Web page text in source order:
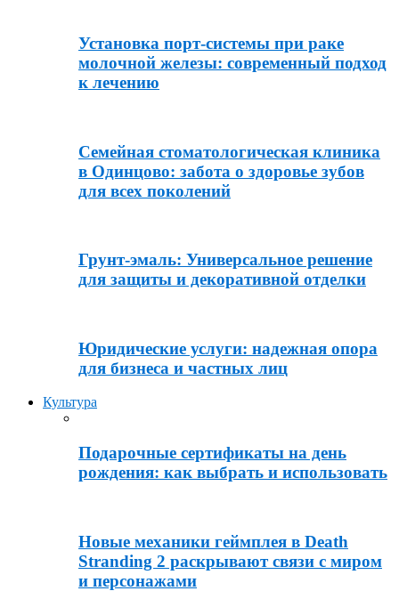
Установка порт-системы при раке
молочной железы: современный подход
к лечению
Семейная стоматологическая клиника
в Одинцово: забота о здоровье зубов
для всех поколений
Грунт-эмаль: Универсальное решение
для защиты и декоративной отделки
Юридические услуги: надежная опора
для бизнеса и частных лиц
Культура
Подарочные сертификаты на день
рождения: как выбрать и использовать
Новые механики геймплея в Death
Stranding 2 раскрывают связи с миром
и персонажами